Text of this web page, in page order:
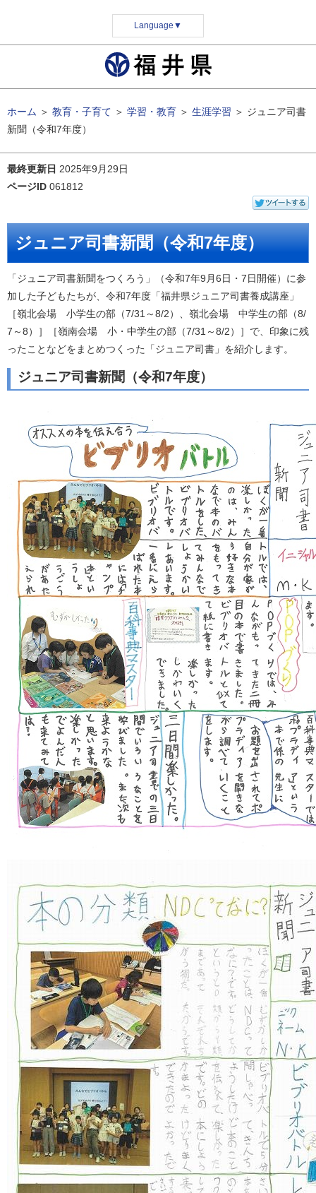
Language ▼
ホーム ＞ 教育・子育て ＞ 学習・教育 ＞ 生涯学習 ＞ ジュニア司書
新聞（令和7年度）
最終更新日 2025年9月29日
ページID 061812
ジュニア司書新聞（令和7年度）
「ジュニア司書新聞をつくろう」（令和7年9月6日・7日開催）に参
加した子どもたちが、令和7年度「福井県ジュニア司書養成講座」
［嶺北会場 小学生の部（7/31～8/2）、嶺北会場 中学生の部（8/
7～8）］［嶺南会場 小・中学生の部（7/31～8/2）］で、印象に残
ったことなどをまとめつくった「ジュニア司書」を紹介します。
ジュニア司書新聞（令和7年度）